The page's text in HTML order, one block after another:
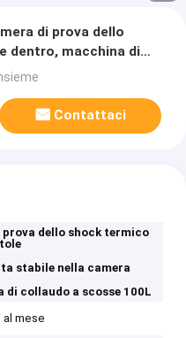
di prova dello
dentro, macchina di
Contattaci
prova dello shock termico
stabile nella camera
di collaudo a scosse 100L
al mese